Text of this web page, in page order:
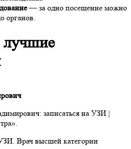
— за одно посещение можно
органов.
лучшие
записаться на УЗИ |
Врач высшей категории